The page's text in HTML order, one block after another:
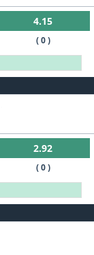
4.15
( 0 )
2.92
( 0 )